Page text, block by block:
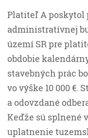
Platiteľ A poskytol
administratívnej
území SR pre
obdobie
stavebných prác
vo výške 10 000 €.
a odovzdané
Keďže sú splnené
uplatnenie